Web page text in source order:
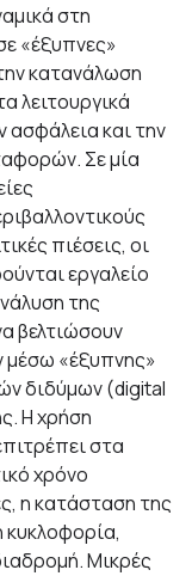
στη
«έξυπνες»
κατανάλωση
λειτουργικά
ασφάλεια και την
Σε μία
πιέσεις, οι
εργαλείο
της
βελτιώσουν
«έξυπνης»
διδύμων (digital
Η χρήση
στα
χρόνο
η κατάσταση της
Μικρές